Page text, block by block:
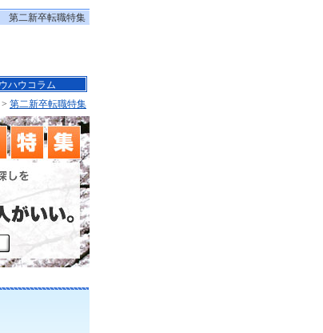
第二新卒転職特集
ハウコラム
> 第二新卒転職特集